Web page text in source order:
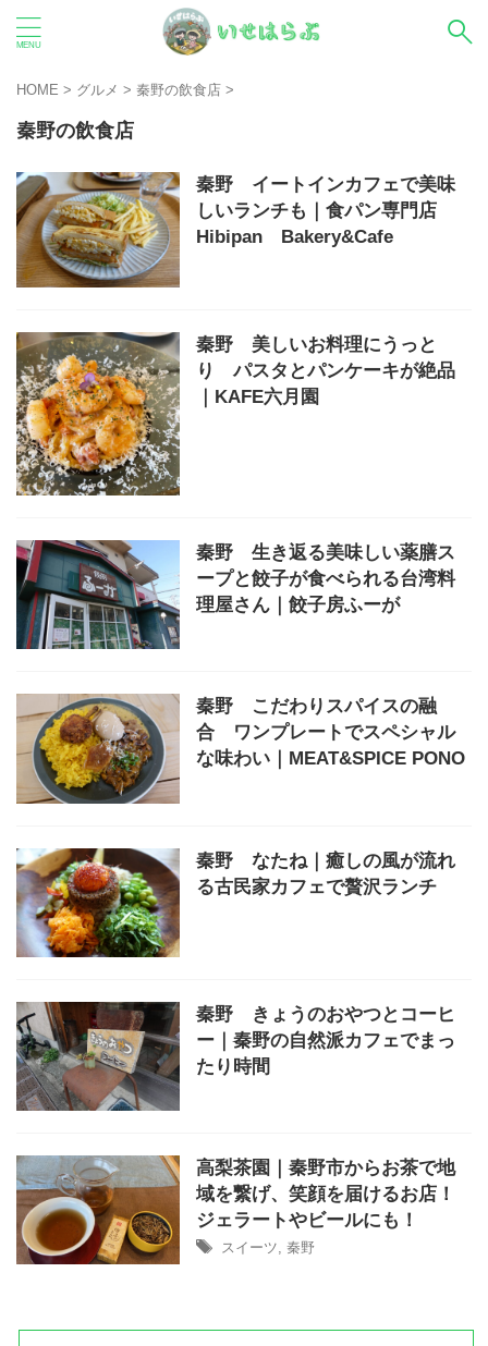
HOME > グルメ > 秦野の飲食店 >
秦野の飲食店
秦野 イートインカフェで美味
しいランチも｜食パン専門店
Hibipan Bakery&Cafe
秦野 美しいお料理にうっと
り パスタとパンケーキが絶品
｜KAFE六月園
秦野 生き返る美味しい薬膳ス
ープと餃子が食べられる台湾料
理屋さん｜餃子房ふーが
秦野 こだわりスパイスの融
合 ワンプレートでスペシャル
な味わい｜MEAT&SPICE PONO
秦野 なたね｜癒しの風が流れ
る古民家カフェで贅沢ランチ
秦野 きょうのおやつとコーヒ
ー｜秦野の自然派カフェでまっ
たり時間
高梨茶園｜秦野市からお茶で地
域を繋げ、笑顔を届けるお店！
ジェラートやビールにも！
スイーツ 秦野